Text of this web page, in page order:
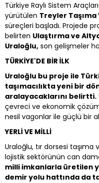
Türkiye Raylı Sistem
yürütülen Treyler
süreçleri başladı. Projede
belirten Ulaştırma ve
Uraloğlu, son gelişmeler
TÜRKİYE'DE BİR İLK
Uraloğlu bu proje ile
taşımacılıkta yeni bir
aralayacaklarını belirtti.
çevreci ve ekonomik
nesil vagonlar ile güçlü bir
YERLİ VE MİLLİ
Uraloğlu, tır dorsesi taşıma
lojistik sektörünün can
milli imkanlarla üretilen
demir yolu hattında da